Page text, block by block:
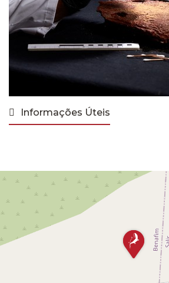
Informações Úteis